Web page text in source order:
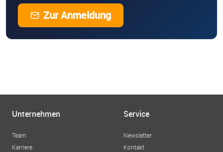
Zur Anmeldung
Unternehmen
Team
Karriere
Service
Newsletter
Kontakt